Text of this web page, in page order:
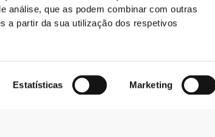
análise, que as podem combinar com outras
a partir da sua utilização dos respetivos
Estatísticas Marketing